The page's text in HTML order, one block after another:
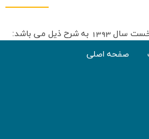
ذیل می باشد:
صفحه اصلی